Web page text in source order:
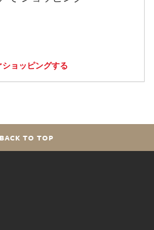
ョッピングする
BACK TO TOP